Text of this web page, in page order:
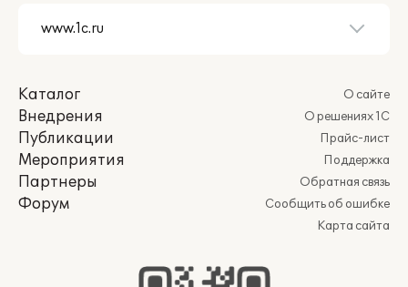
Каталог
Внедрения
Публикации
Мероприятия
Партнеры
Форум
О сайте
О решениях 1С
Прайс-лист
Поддержка
Обратная связь
Сообщить об ошибке
Карта сайта